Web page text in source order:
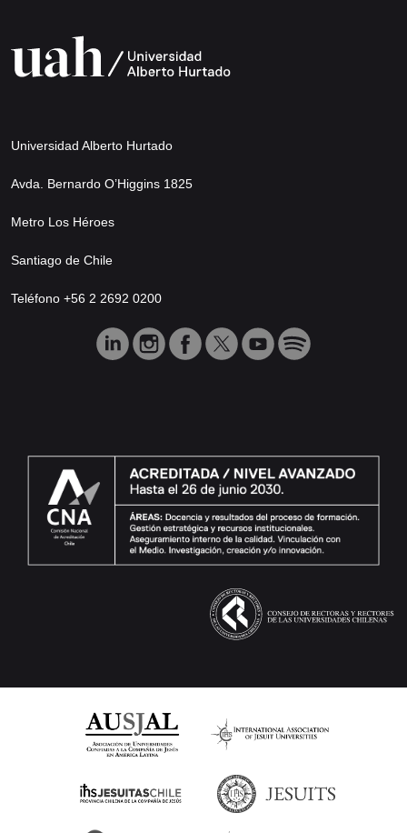
Universidad Alberto Hurtado
Avda. Bernardo O’Higgins 1825
Metro Los Héroes
Santiago de Chile
Teléfono +56 2 2692 0200